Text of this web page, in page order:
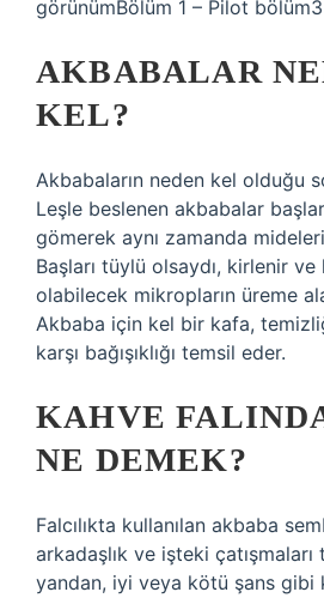
görünümBölüm 1 – Pilot
AKBABALAR
KEL?
Akbabaların neden kel olduğu
Leşle beslenen akbabalar
gömerek aynı zamanda
Başları tüylü olsaydı, kirlenir ve
olabilecek mikropların üreme
Akbaba için kel bir kafa,
karşı bağışıklığı temsil eder.
KAHVE
NE DEMEK?
Falcılıkta kullanılan akbaba
arkadaşlık ve işteki
yandan, iyi veya kötü şans gibi